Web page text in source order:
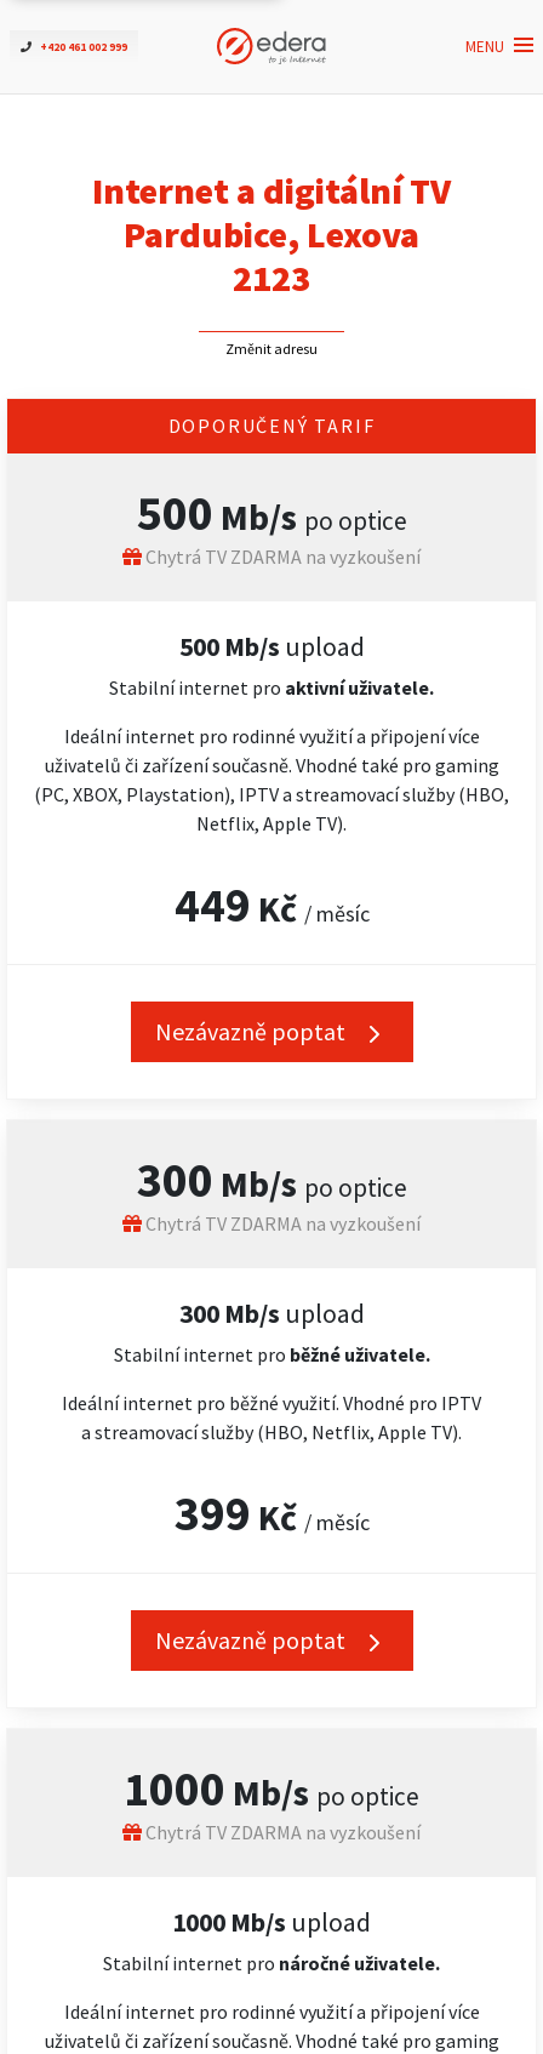
+420 461 002 999 MENU
Ověřit dostupnost
ČEZNET TV
Kontakt
Internet a digitální TV
Pardubice, Lexova
2123
Změnit adresu
300 Mb/s po optice
Chytrá TV ZDARMA na vyzkoušení
300 Mb/s upload
Stabilní internet pro běžné uživatele.
Ideální internet pro běžné využití. Vhodné pro IPTV
a streamovací služby (HBO, Netflix, Apple TV).
399 Kč / měsíc
Nezávazně poptat
DOPORUČENÝ TARIF
500 Mb/s po optice
Chytrá TV ZDARMA na vyzkoušení
500 Mb/s upload
Stabilní internet pro aktivní uživatele.
Ideální internet pro rodinné využití a připojení více
uživatelů či zařízení současně. Vhodné také pro gaming
(PC, XBOX, Playstation), IPTV a streamovací služby (HBO,
Netflix, Apple TV).
449 Kč / měsíc
Nezávazně poptat
1000 Mb/s po optice
Chytrá TV ZDARMA na vyzkoušení
1000 Mb/s upload
Stabilní internet pro náročné uživatele.
Ideální internet pro rodinné využití a připojení více
uživatelů či zařízení současně. Vhodné také pro gaming